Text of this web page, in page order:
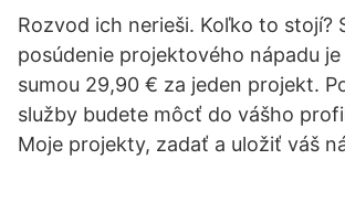
Rozvod ich nerieši. Koľko to stojí?
posúdenie projektového nápadu
sumou 29,90 € za jeden projekt.
služby budete môcť do vášho
Moje projekty, zadať a uložiť váš